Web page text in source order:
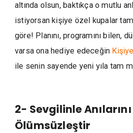
altında olsun, baktıkça o mutlu
istiyorsan kişiye özel kupalar
göre! Planını, programını bilen,
varsa ona hediye edeceğin
ile senin sayende yeni yıla tam
2- Sevgilinle
Ölümsüzleştir